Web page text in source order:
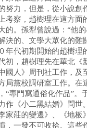
努力，但是，從小說創
考察，趙樹理在這方面
的。孫犁曾說過：“他
決的、文學大眾化的難
年代初期開始的趙樹理
初，趙樹理先在華北《
國人》周刊社工作，及
局黨校調研室工作。在
“專門寫通俗化作品”。
作《小二黑結婚》問世
家莊的變遷》、《地板
，一發不可收拾。這些